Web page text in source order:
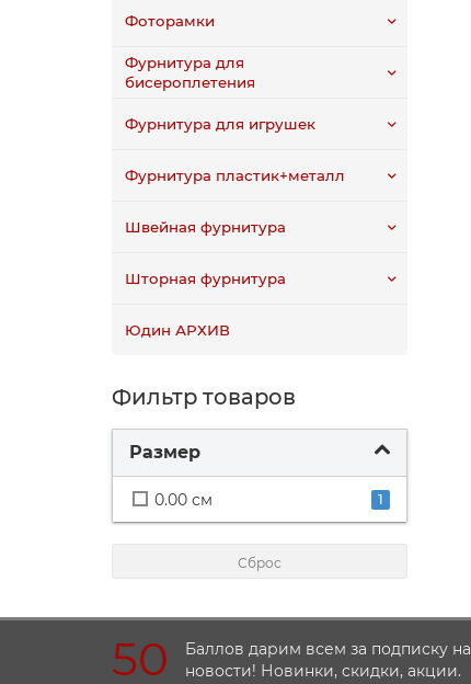
Фоторамки
Фурнитура для
бисероплетения
Фурнитура для игрушек
Фурнитура пластик+металл
Швейная фурнитура
Шторная фурнитура
Юдин АРХИВ
Фильтр товаров
Размер
0.00 см 1
Сброс
50
Баллов дарим всем за подписку на
новости! Новинки, скидки, акции.